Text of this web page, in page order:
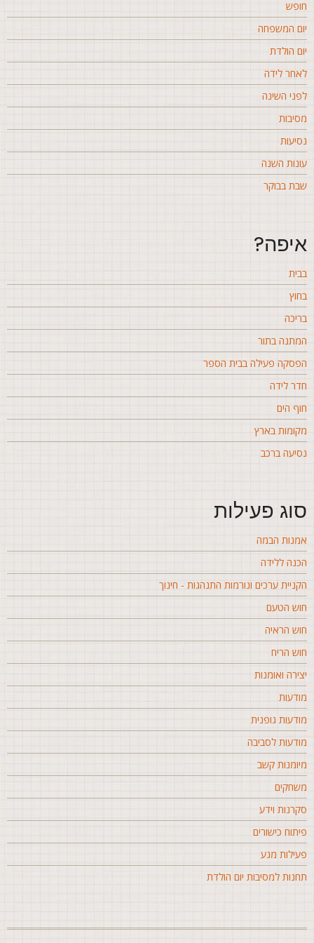
המשפחה
הולדת
לידה
השינה
השנה
בבוקר
בתור
פעילה בבית הספר
לידה
הים
בארץ
ברכב
פעילות
הבמה
ללידה
ערכים ונורמות התנהגות - חינוך
הטעם
הראיה
הריח
ואומנות
גופנית
לסביבה
קשב
וידע
כישורים
מגע
למסיבות יום הולדת